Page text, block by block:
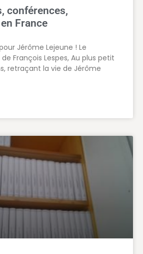
conférences,
France
Jérôme Lejeune ! Le
François Lespes, Au plus petit
retraçant la vie de Jérôme